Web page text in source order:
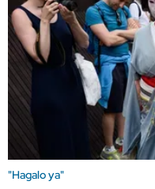
"Hagalo ya"